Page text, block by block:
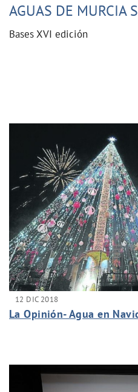
AGUAS DE MURCIA
Bases XVI edición
12 DIC 2018
La Opinión- Agua en